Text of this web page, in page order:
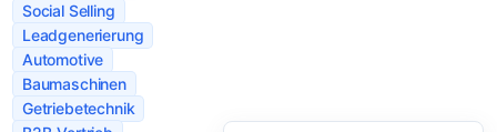
Social Selling
Leadgenerierung
Automotive
Baumaschinen
Getriebetechnik